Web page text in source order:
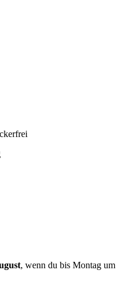
, wenn du bis Montag um